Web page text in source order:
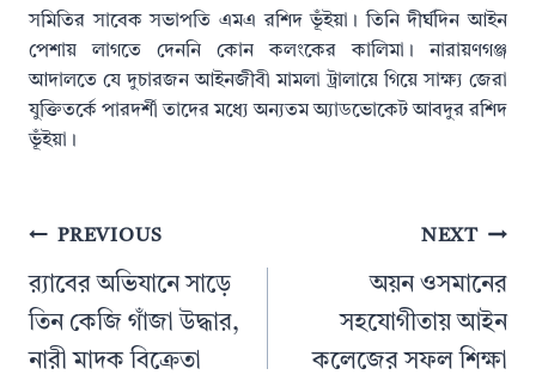
সমিতির সাবেক সভাপতি এমএ রশিদ ভূঁইয়া। তিনি দীর্ঘদিন আইন
পেশায় লাগতে দেননি কোন কলংকের কালিমা। নারায়ণগঞ্জ
আদালতে যে দুচারজন আইনজীবী মামলা ট্রালায়ে গিয়ে সাক্ষ্য জেরা
যুক্তিতর্কে পারদর্শী তাদের মধ্যে অন্যতম অ্যাডভোকেট আবদুর রশিদ
ভূঁইয়া।
PostPREVIOUS
র‌্যাবের অভিযানে সাড়ে
তিন কেজি গাঁজা উদ্ধার,
নারী মাদক বিক্রেতা
NEXT
অয়ন ওসমানের
সহযোগীতায় আইন
কলেজের সফল শিক্ষা